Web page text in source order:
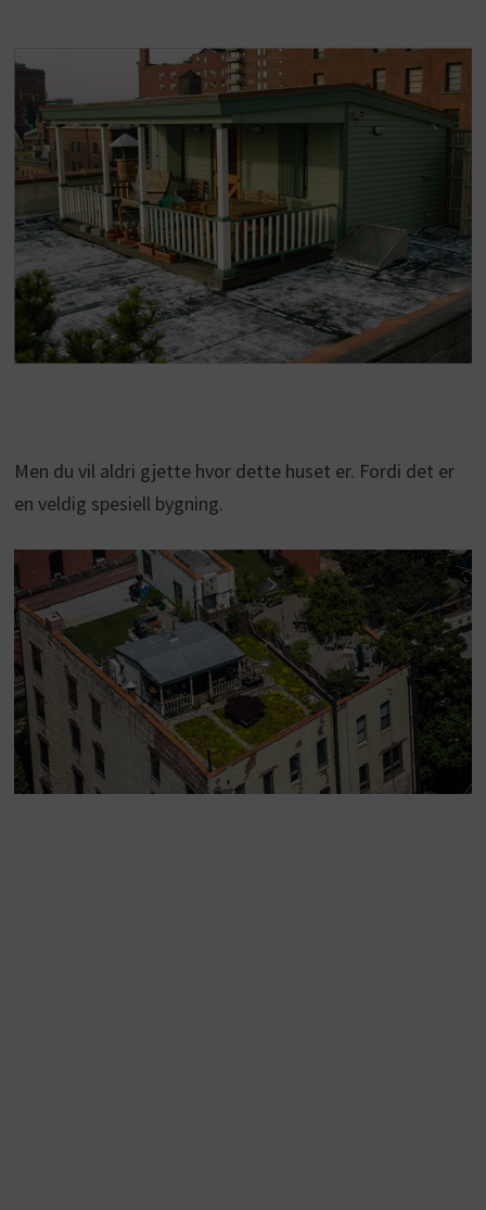
Men du vil aldri gjette hvor dette huset er. Fordi det er
en veldig spesiell bygning.